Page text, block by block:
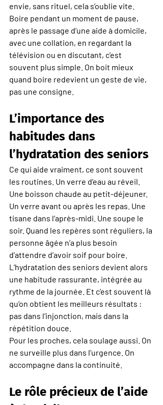
envie, sans rituel, cela s’oublie vite.
Boire pendant un moment de pause,
après le passage d’une aide à domicile,
avec une collation, en regardant la
télévision ou en discutant, c’est
souvent plus simple. On boit mieux
quand boire redevient un geste de vie,
pas une consigne.
L’importance des
habitudes dans
l’hydratation des seniors
Ce qui aide vraiment, ce sont souvent
les routines. Un verre d’eau au réveil.
Une boisson chaude au petit-déjeuner.
Un verre avant ou après les repas. Une
tisane dans l’après-midi. Une soupe le
soir. Quand les repères sont réguliers, la
personne âgée n’a plus besoin
d’attendre d’avoir soif pour boire.
L’hydratation des seniors devient alors
une habitude rassurante, intégrée au
rythme de la journée. Et c’est souvent là
qu’on obtient les meilleurs résultats :
pas dans l’injonction, mais dans la
répétition douce.
Pour les proches, cela soulage aussi. On
ne surveille plus dans l’urgence. On
accompagne dans la continuité.
Le rôle précieux de l’aide